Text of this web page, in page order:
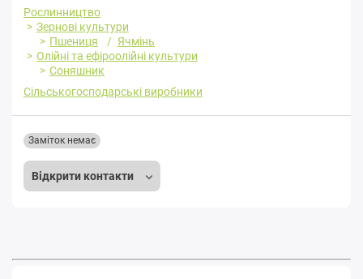
Рослинництво
Зернові культури
Пшениця
Ячмінь
Олійні та ефіроолійні культури
Соняшник
Сільськогосподарські виробники
Відкрити контакти
Заміток немає